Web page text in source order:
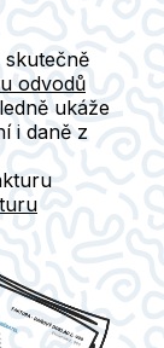
skutečně
odvodů
ukáže
i daně z